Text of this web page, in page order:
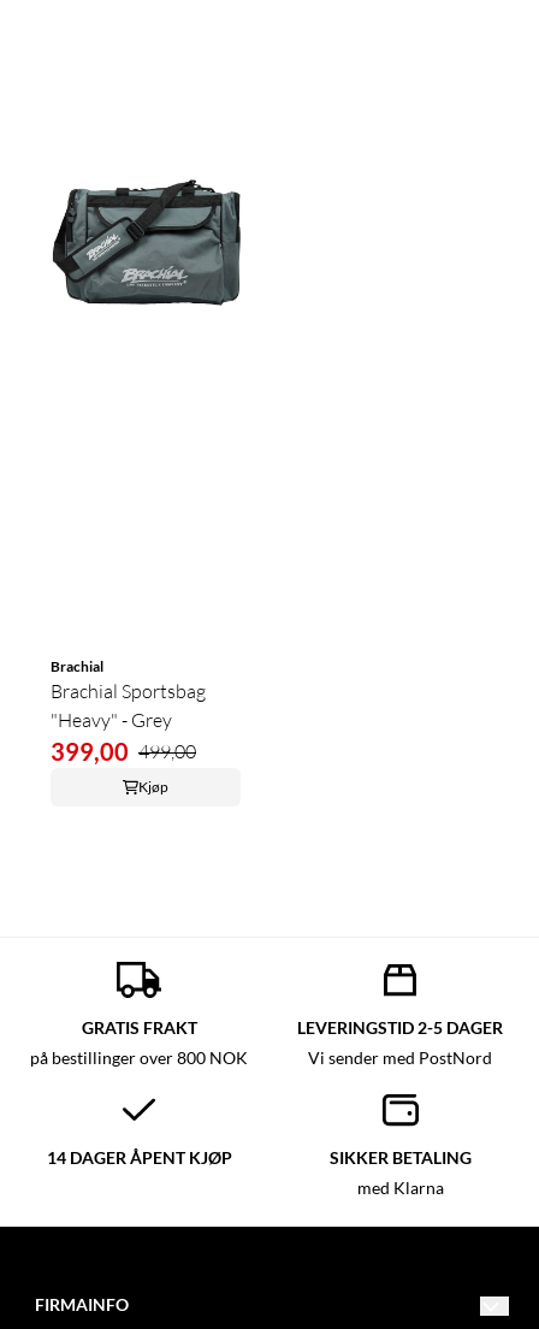
Brachial
Brachial Sportsbag
"Heavy" - Grey
399,00 499,00
Kjøp
GRATIS FRAKT
på bestillinger over 800 NOK
LEVERINGSTID 2-5 DAGER
Vi sender med PostNord
14 DAGER ÅPENT KJØP SIKKER BETALING
med Klarna
FIRMAINFO